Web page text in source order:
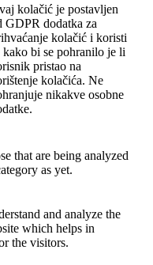
kolačić je postavljen
GDPR dodatka za
kolačić i koristi
kako bi se pohranilo je li
pristao na
kolačića. Ne
nikakve osobne
that are being analyzed
as yet.
and analyze the
which helps in
the visitors.